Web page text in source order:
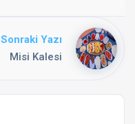
Sonraki Yazı
Misi Kalesi